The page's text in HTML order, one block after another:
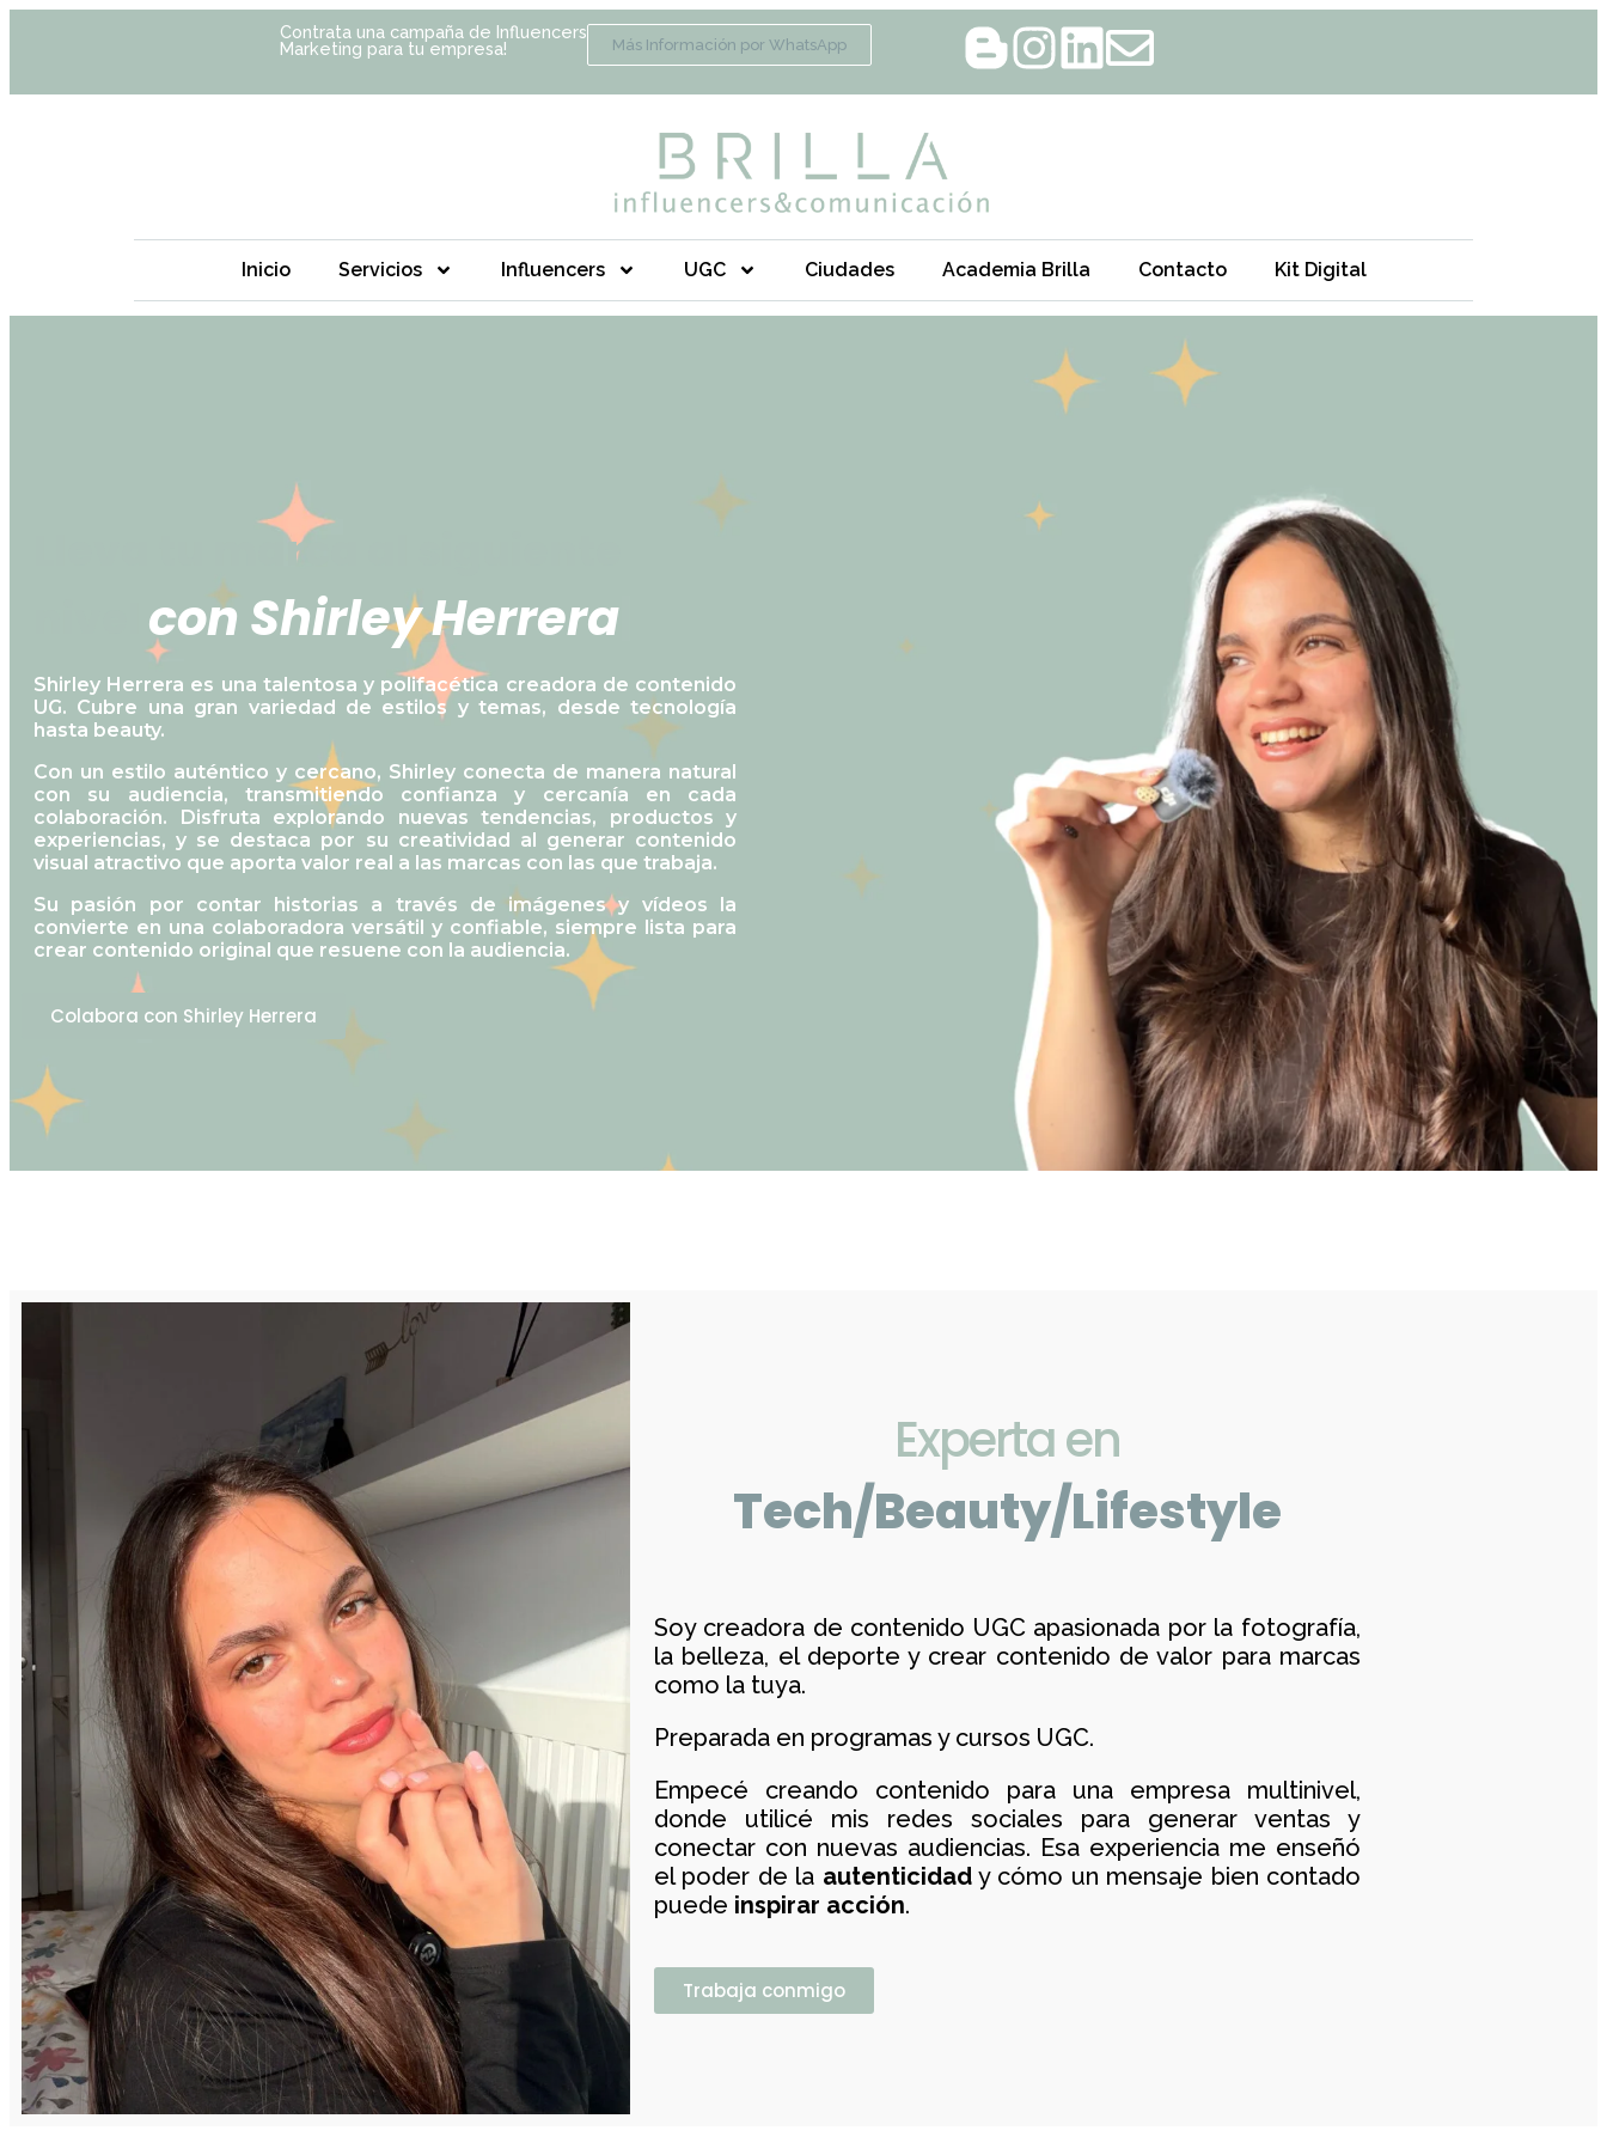
Contrata una campaña de Influencers
Marketing para tu empresa!
Más Información por WhatsApp
Inicio Servicios Influencers UGC Ciudades Academia Brilla Contacto Kit Digital
Lleva tu marca al siguiente
conShirleyHerrera
Shirley Herrera es una talentosa y polifacética creadora de contenido
UG. Cubre una gran variedad de estilos y temas, desde tecnología
hasta beauty.
Con un estilo auténtico y cercano, Shirley conecta de manera natural
con su audiencia, transmitiendo confianza y cercanía en cada
colaboración. Disfruta explorando nuevas tendencias, productos y
experiencias, y se destaca por su creatividad al generar contenido
visual atractivo que aporta valor real a las marcas con las que trabaja.
Su pasión por contar historias a través de imágenes y vídeos la
convierte en una colaboradora versátil y confiable, siempre lista para
crear contenido original que resuene con la audiencia.
Colabora con Shirley Herrera
Experta en
Tech/Beauty/Lifestyle
Soy creadora de contenido UGC apasionada por la fotografía,
la belleza, el deporte y crear contenido de valor para marcas
como la tuya.
Preparada en programas y cursos UGC.
Empecé creando contenido para una empresa multinivel,
donde utilicé mis redes sociales para generar ventas y
conectar con nuevas audiencias. Esa experiencia me enseñó
el poder de la autenticidady cómo un mensaje bien contado
puede inspirar acción.
Trabaja conmigo